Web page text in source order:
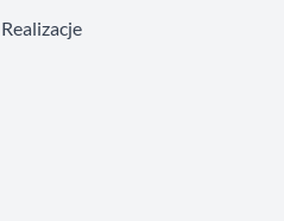
Realizacje